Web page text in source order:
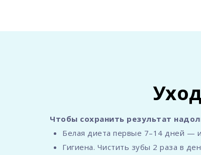
Чтобы сохранить результат
Белая диета первые 7–14 дней —
Гигиена. Чистить зубы 2 раза в